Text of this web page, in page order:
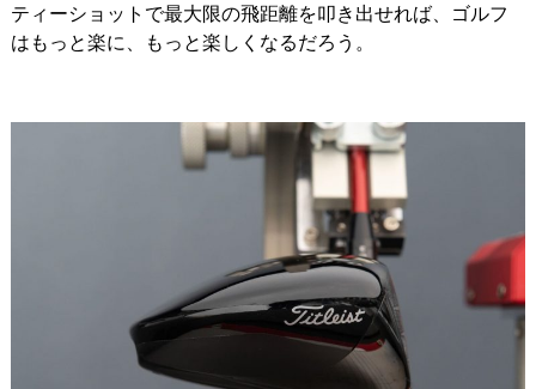
ティーショットで最大限の飛距離を叩き出せれば、ゴルフ
はもっと楽に、もっと楽しくなるだろう。
OTHER その他
私たちの使命